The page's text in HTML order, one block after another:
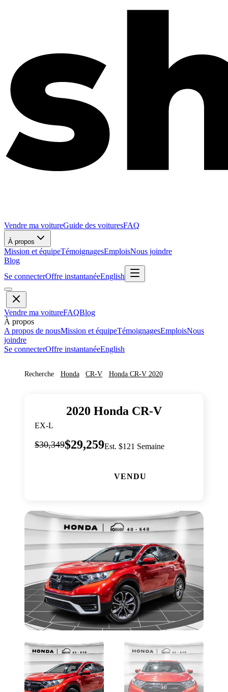
Vendre ma voitureGuide des voituresFAQ
À propos
Mission et équipeTémoignagesEmploisNous joindre
Blog
Se connecterOffre instantanéeEnglish
Vendre ma voitureFAQBlog
À propos
A propos de nousMission et équipeTémoignagesEmploisNous
joindre
Se connecterOffre instantanéeEnglish
Recherche Honda CR-V Honda CR-V 2020
2020 Honda CR-V
EX-L
$30,349$29,259Est. $121 Semaine
VENDU